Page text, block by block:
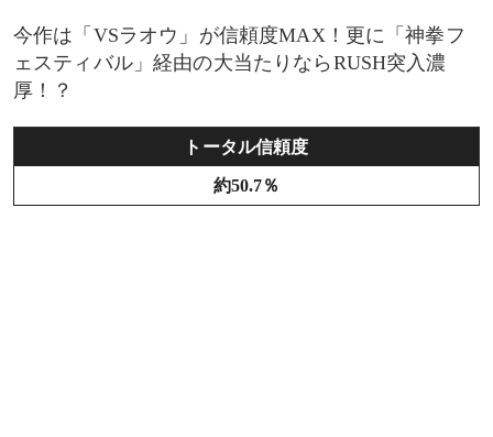
今作は「VSラオウ」が信頼度MAX！更に「神拳フ
ェスティバル」経由の大当たりならRUSH突入濃
厚！？
トータル信頼度
約50.7％